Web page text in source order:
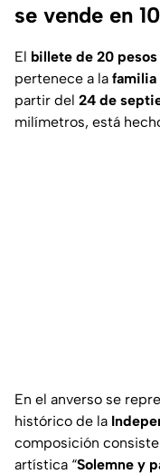
se vende en
El billete de 20 pesos
pertenece a la familia
partir del 24 de
milímetros, está
En el anverso se
histórico de la
composición
artística “Solemne y